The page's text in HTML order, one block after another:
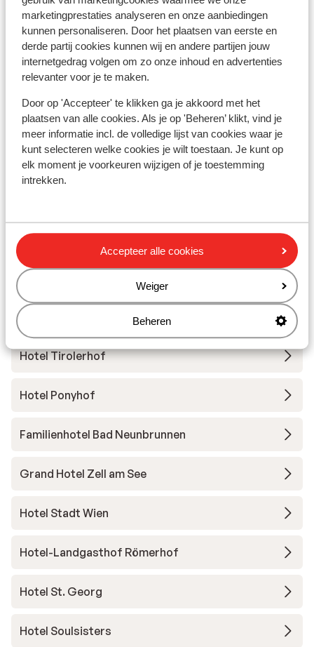
marketingprestaties analyseren en onze aanbiedingen
kunnen personaliseren. Door het plaatsen van eerste en
derde partij cookies kunnen wij en andere partijen jouw
internetgedrag volgen om zo onze inhoud en advertenties
relevanter voor je te maken.
Door op 'Accepteer' te klikken ga je akkoord met het
plaatsen van alle cookies. Als je op 'Beheren’ klikt, vind je
meer informatie incl. de volledige lijst van cookies waar je
kunt selecteren welke cookies je wilt toestaan. Je kunt op
elk moment je voorkeuren wijzigen of je toestemming
intrekken.
Accepteer alle cookies
Weiger
Beheren
Skilift maiskogel kaprun: 14 km
Rustig gelegen
Skipas, -les en verhuur
Skilessen
Skimateriaal
Andere accommodaties in Zell am See
- Kaprun
Hotel Salzburgerhof
People’s Hotel
Hotel Tirolerhof
Hotel Ponyhof
Familienhotel Bad Neunbrunnen
Grand Hotel Zell am See
Hotel Stadt Wien
Hotel-Landgasthof Römerhof
Hotel St. Georg
Hotel Soulsisters